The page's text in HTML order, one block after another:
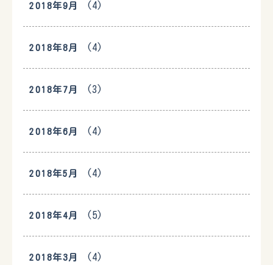
2018年9月 (4)
2018年8月 (4)
2018年7月 (3)
2018年6月 (4)
2018年5月 (4)
2018年4月 (5)
2018年3月 (4)